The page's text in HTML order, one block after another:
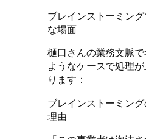
ブレインストーミン
な場面
樋口さんの業務文脈
ようなケースで処理
ります：
ブレインストーミン
理由